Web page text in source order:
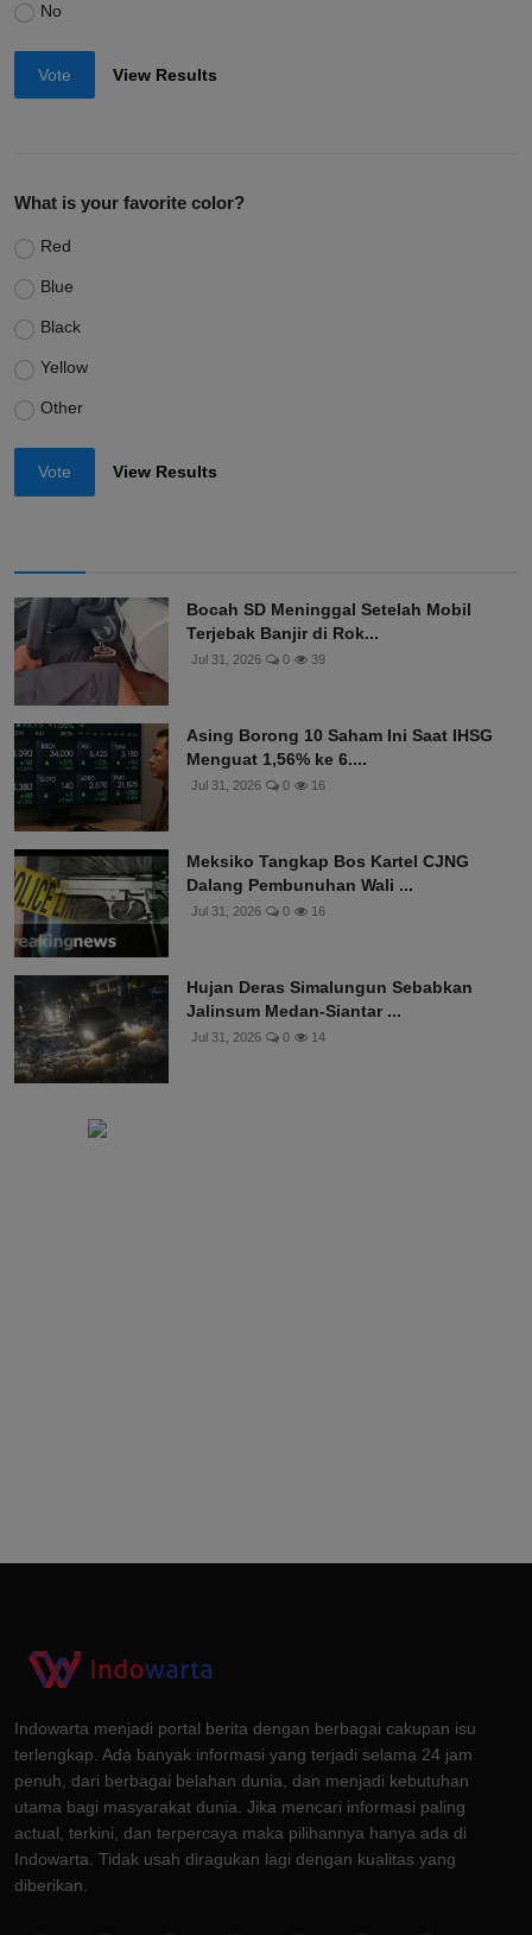
No
Vote View Results
What is your favorite color?
Red
Blue
Black
Yellow
Other
Vote View Results
Bocah SD Meninggal Setelah Mobil
Terjebak Banjir di Rok...
Jul 31, 2026 0 39
Asing Borong 10 Saham Ini Saat IHSG
Menguat 1,56% ke 6....
Jul 31, 2026 0 16
Meksiko Tangkap Bos Kartel CJNG
Dalang Pembunuhan Wali ...
Jul 31, 2026 0 16
Hujan Deras Simalungun Sebabkan
Jalinsum Medan-Siantar ...
Jul 31, 2026 0 14
Indowarta menjadi portal berita dengan berbagai cakupan isu
terlengkap. Ada banyak informasi yang terjadi selama 24 jam
penuh, dari berbagai belahan dunia, dan menjadi kebutuhan
utama bagi masyarakat dunia. Jika mencari informasi paling
actual, terkini, dan terpercaya maka pilihannya hanya ada di
Indowarta. Tidak usah diragukan lagi dengan kualitas yang
diberikan.